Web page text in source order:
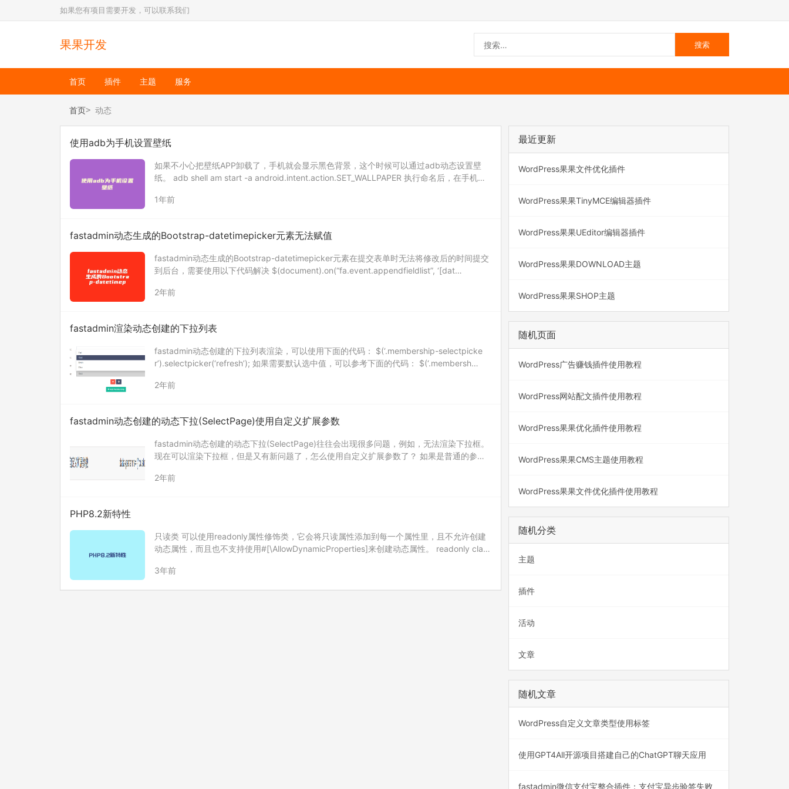
如果您有项目需要开发，可以联系我们
果果开发
首页 插件 主题 服务
首页 动态
使用adb为手机设置壁纸
如果不小心把壁纸APP卸载了，手机就会显示黑色背景，这个时候可以通过adb动态设置壁
纸。 adb shell am start -a android.intent.action.SET_WALLPAPER 执行命名后，在手机端
1年前
fastadmin动态生成的Bootstrap-datetimepicker元素无法赋值
fastadmin动态生成的Bootstrap-datetimepicker元素在提交表单时无法将修改后的时间提交
到后台，需要使用以下代码解决 $(document).on(“fa.event.appendfieldlist”, ‘[dat…
2年前
fastadmin渲染动态创建的下拉列表
fastadmin动态创建的下拉列表渲染，可以使用下面的代码： $(‘.membership-selectpicke
r’).selectpicker(‘refresh’); 如果需要默认选中值，可以参考下面的代码： $(‘.membersh…
2年前
fastadmin动态创建的动态下拉(SelectPage)使用自定义扩展参数
fastadmin动态创建的动态下拉(SelectPage)往往会出现很多问题，例如，无法渲染下拉框。
现在可以渲染下拉框，但是又有新问题了，怎么使用自定义扩展参数了？ 如果是普通的参
2年前
PHP8.2新特性
只读类 可以使用readonly属性修饰类，它会将只读属性添加到每一个属性里，且不允许创建
动态属性，而且也不支持使用#[\AllowDynamicProperties]来创建动态属性。 readonly class
3年前
最近更新
WordPress果果文件优化插件
WordPress果果TinyMCE编辑器插件
WordPress果果UEditor编辑器插件
WordPress果果DOWNLOAD主题
WordPress果果SHOP主题
随机页面
WordPress广告赚钱插件使用教程
WordPress网站配文插件使用教程
WordPress果果优化插件使用教程
WordPress果果CMS主题使用教程
WordPress果果文件优化插件使用教程
随机分类
主题
插件
活动
文章
随机文章
WordPress自定义文章类型使用标签
使用GPT4All开源项目搭建自己的ChatGPT聊天应用
fastadmin微信支付宝整合插件：支付宝异步验签失败